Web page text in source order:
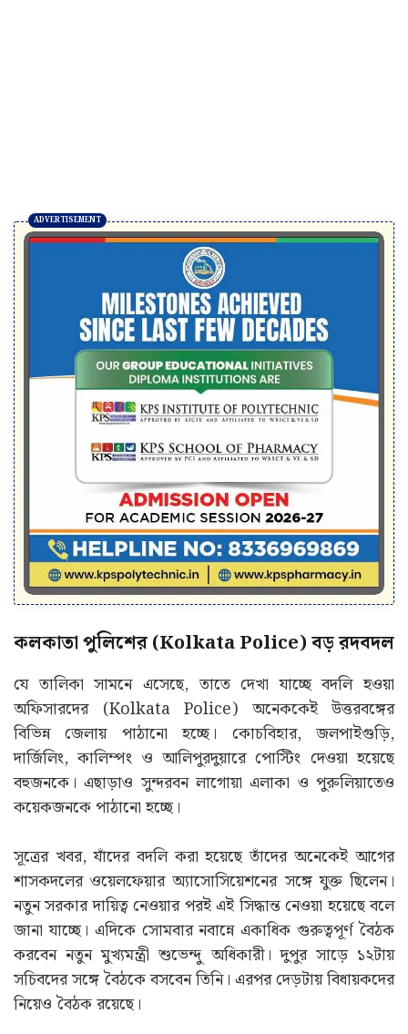
কলকাতা পুলিশের (Kolkata Police) বড় রদবদল
যে তালিকা সামনে এসেছে, তাতে দেখা যাচ্ছে বদলি হওয়া
অফিসারদের (Kolkata Police) অনেককেই উত্তরবঙ্গের
বিভিন্ন জেলায় পাঠানো হচ্ছে। কোচবিহার, জলপাইগুড়ি,
দার্জিলিং, কালিম্পং ও আলিপুরদুয়ারে পোস্টিং দেওয়া হয়েছে
বহুজনকে। এছাড়াও সুন্দরবন লাগোয়া এলাকা ও পুরুলিয়াতেও
কয়েকজনকে পাঠানো হচ্ছে।